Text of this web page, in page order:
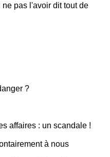
pas l'avoir dit tout de
?
affaires : un scandale !
à nous